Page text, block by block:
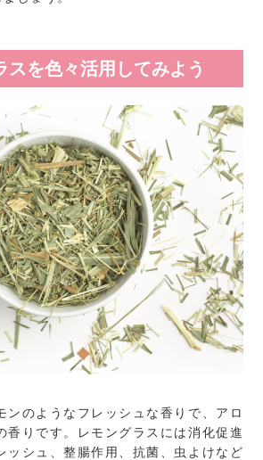
スを色々活用してみよう
ンのようなフレッシュな香りで、アロ
香りです。レモングラスには消化促進
ッシュ、整腸作用、抗菌、虫よけなど